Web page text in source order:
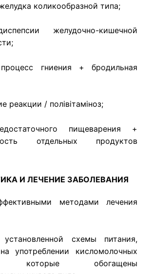
коликообразной типа;
желудочно-кишечной
гниения + бродильная
реакции / полівітаміноз;
пищеварения +
отдельных продуктов
И ЛЕЧЕНИЕ ЗАБОЛЕВАНИЯ
методами лечения
схемы питания,
употреблении кисломолочных
которые обогащены